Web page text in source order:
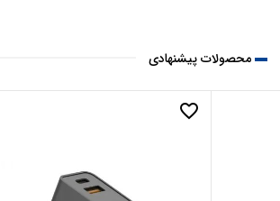
محصولات پیشنهادی
favorite_border